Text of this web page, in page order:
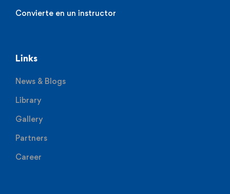
Convierte en un instructor
Links
News & Blogs
Library
Gallery
Partners
Career